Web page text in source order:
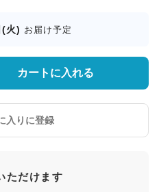
火) お届け予定
カートに入れる
入りに登録
ただけます